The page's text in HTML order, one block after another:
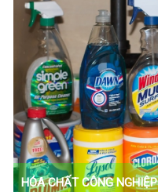
HÓA CHẤT CÔNG NGHIỆP